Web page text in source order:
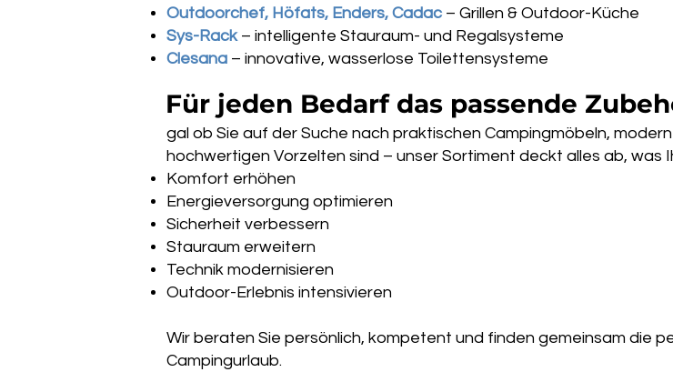
Outdoorchef, Höfats, Enders, Cadac – Grillen & Outdoor-Küche
Sys-Rack– intelligente Stauraum- und Regalsysteme
Clesana – innovative, wasserlose Toilettensysteme
Für jeden Bedarf das passende
gal ob Sie auf der Suche nach praktischen Campingmöbeln,
hochwertigen Vorzelten sind – unser Sortiment deckt alles ab, was
Komfort erhöhen
Energieversorgung optimieren
Sicherheit verbessern
Stauraum erweitern
Technik modernisieren
Outdoor-Erlebnis intensivieren
Wir beraten Sie persönlich, kompetent und finden gemeinsam die
Campingurlaub.